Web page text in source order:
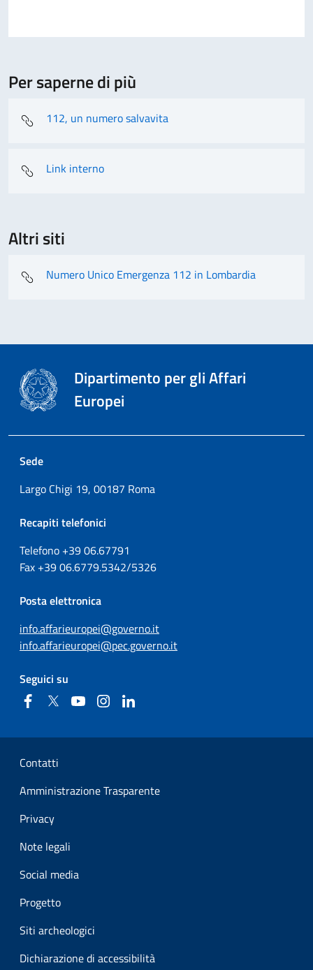
Per saperne di più
112, un numero salvavita
Link interno
Altri siti
Numero Unico Emergenza 112 in Lombardia
Dipartimento per gli Affari
Europei
Sede
Largo Chigi 19, 00187 Roma
Recapiti telefonici
Telefono +3906.67791
Fax +3906.6779.5342/5326
Posta elettronica
info.affarieuropei@governo.it
info.affarieuropei@pec.governo.it
Seguici su
FacebookTwitter YouTubeInstagram
Sezione Link Utili
Contatti
Amministrazione Trasparente
Privacy
Note legali
Social media
Progetto
Siti archeologici
Dichiarazione di accessibilità